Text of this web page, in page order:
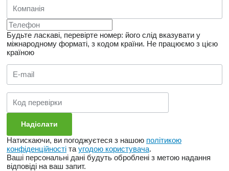
Будьте ласкаві, перевірте номер: його слід вказувати у
міжнародному форматі, з кодом країни. Не працюємо з цією
країною
Натискаючи, ви погоджуєтеся з нашою політикою
конфіденційності та угодою користувача.
Ваші персональні дані будуть оброблені з метою надання
відповіді на ваш запит.